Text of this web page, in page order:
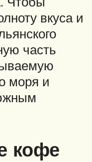
вкуса и
часть
моря и
кофе